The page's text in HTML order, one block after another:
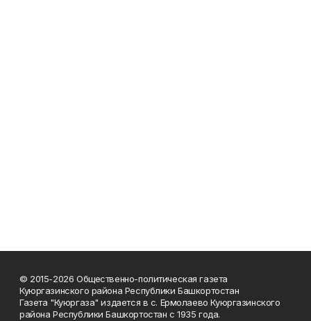
© 2015-2026 Общественно-политическая газета
Куюргазинского района Республики Башкортостан
Газета "Куюргаза" издается в с. Ермолаево Куюргазинского
района Республики Башкортостан с 1935 года.